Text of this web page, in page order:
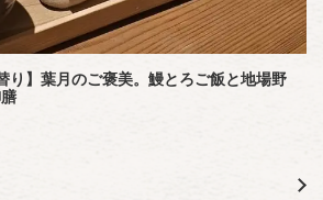
り】葉月のご褒美。鰻とろご飯と地場野